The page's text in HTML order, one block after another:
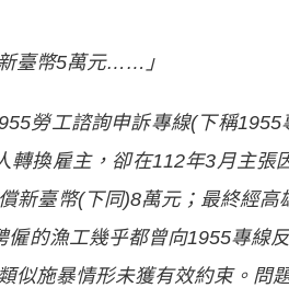
臺幣5萬元……」
勞工諮詢申訴專線(下稱
轉換雇主，卻在112年3月主
新臺幣(下同)8萬元；最終經
僱的漁工幾乎都曾向1955專線
似施暴情形未獲有效約束。 問